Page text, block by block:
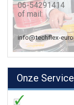
06-54291414
of mail:
info@techflex-
Onze Service